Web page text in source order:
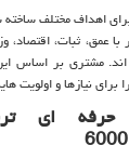
اهداف مختلف
عمق، ثبات،
مشتری بر اساس
برای نیازها و اولویت
ای